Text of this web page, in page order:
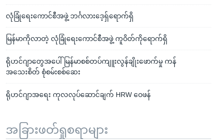
လုံခြုံရေးကောင်စီအဖွဲ့ ဘင်္ဂလားဒေ့ရှ်ရောက်ရှိ
မြန်မာကိုလာတဲ့ လုံခြုံရေးကောင်စီအဖွဲ့ ကူဝိတ်ကိုရောက်ရှိ
ရိုဟင်ဂျာတွေအပေါ် မြန်မာစစ်တပ်ကျူးလွန်ချိုးဖောက်မှု ကန်
အသေးစိတ် စုံစမ်းစစ်ဆေး
ရိုဟင်ဂျာအရေး ကုလလုပ်ဆောင်ချက် HRW ဝေဖန်
အခြားဖတ်ရှုစရာများ